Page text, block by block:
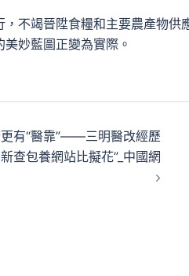
不竭晉陞食糧和主要農產物供
妙藍圖正變為實際。
有“醫靠”——三明醫改經歷
查包養網站比擬花”_中國網